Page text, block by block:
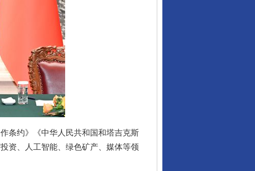
条约》《中华人民共和国和塔吉克斯
资、人工智能、绿色矿产、媒体等领